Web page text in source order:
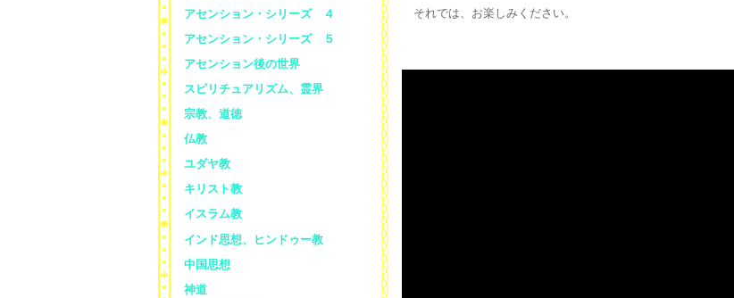
それでは、お楽しみください。
アセンション・シリーズ ４
アセンション・シリーズ ５
アセンション後の世界
スピリチュアリズム、霊界
宗教、道徳
仏教
ユダヤ教
キリスト教
イスラム教
インド思想、ヒンドゥー教
中国思想
神道